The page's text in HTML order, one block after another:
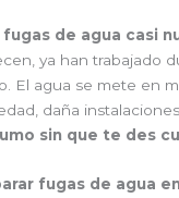
fugas de agua casi
ya han trabajado
El agua se mete en
daña
sin que te des
fugas de agua